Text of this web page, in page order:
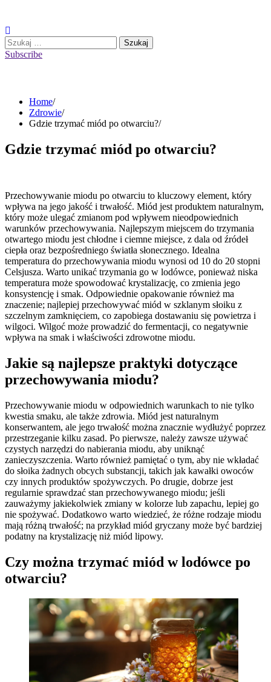
content
Szukaj:
Subscribe
Home
Zdrowie
Gdzie trzymać miód po otwarciu?
Gdzie trzymać miód po otwarciu?
Przechowywanie miodu po otwarciu to kluczowy element, który
wpływa na jego jakość i trwałość. Miód jest produktem naturalnym,
który może ulegać zmianom pod wpływem nieodpowiednich
warunków przechowywania. Najlepszym miejscem do trzymania
otwartego miodu jest chłodne i ciemne miejsce, z dala od źródeł
ciepła oraz bezpośredniego światła słonecznego. Idealna
temperatura do przechowywania miodu wynosi od 10 do 20 stopni
Celsjusza. Warto unikać trzymania go w lodówce, ponieważ niska
temperatura może spowodować krystalizację, co zmienia jego
konsystencję i smak. Odpowiednie opakowanie również ma
znaczenie; najlepiej przechowywać miód w szklanym słoiku z
szczelnym zamknięciem, co zapobiega dostawaniu się powietrza i
wilgoci. Wilgoć może prowadzić do fermentacji, co negatywnie
wpływa na smak i właściwości zdrowotne miodu.
Jakie są najlepsze praktyki dotyczące
przechowywania miodu?
Przechowywanie miodu w odpowiednich warunkach to nie tylko
kwestia smaku, ale także zdrowia. Miód jest naturalnym
konserwantem, ale jego trwałość można znacznie wydłużyć poprzez
przestrzeganie kilku zasad. Po pierwsze, należy zawsze używać
czystych narzędzi do nabierania miodu, aby uniknąć
zanieczyszczenia. Warto również pamiętać o tym, aby nie wkładać
do słoika żadnych obcych substancji, takich jak kawałki owoców
czy innych produktów spożywczych. Po drugie, dobrze jest
regularnie sprawdzać stan przechowywanego miodu; jeśli
zauważymy jakiekolwiek zmiany w kolorze lub zapachu, lepiej go
nie spożywać. Dodatkowo warto wiedzieć, że różne rodzaje miodu
mają różną trwałość; na przykład miód gryczany może być bardziej
podatny na krystalizację niż miód lipowy.
Czy można trzymać miód w lodówce po
otwarciu?